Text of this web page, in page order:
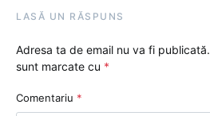
LASĂ UN RĂSPUNS
Adresa ta de email nu va fi publicată.
sunt marcate cu *
Comentariu *